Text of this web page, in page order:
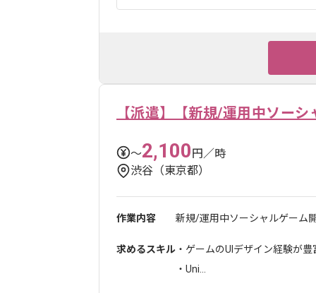
【派遣】【新規/運用中ソー
〜2,100円／時
渋谷（東京都）
作業内容 新規/運用中ソーシャルゲーム
求めるスキル ・ゲームのUIデザイン経験が
・Uni...